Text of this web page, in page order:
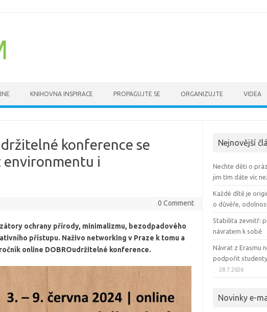
KNIHOVNA INSPIRACE PROPAGUJTE SE ORGANIZUJTE VIDEA
konference se
environmentu i
0 Comment
ochrany přírody, minimalizmu, bezodpadového
přístupu. Naživo networking v Praze k tomu a
online DOBROudržitelné konference.
Nejnovější
Nechte děti o
jim tím dáte víc
Každé dítě je
o důvěře,
Stabilita zevnitř:
návratem k sobě
Návrat z Erasmu
podpořit
28.7.2026
Novinky e-